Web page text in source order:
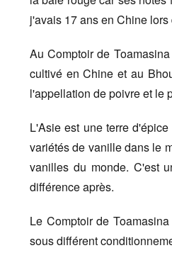
j'avais 17 ans en Chine
Au Comptoir de
cultivé en Chine et au
l'appellation de poivre et le
L'Asie est une terre
variétés de vanille dans le
vanilles du monde. C'est
différence après.
Le Comptoir de
sous différent